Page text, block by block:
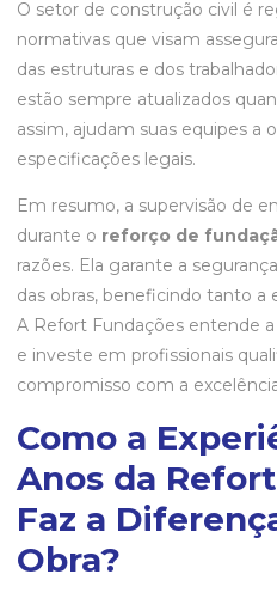
O setor de construção civil é
normativas que visam
das estruturas e dos
estão sempre atualizados
assim, ajudam suas equipes a
especificações legais.
Em resumo, a supervisão de
durante o reforço de
razões. Ela garante a
das obras, beneficindo tanto a
A Refort Fundações entende
e investe em profissionais
compromisso com a
Como a
Anos da
Faz a
Obra?